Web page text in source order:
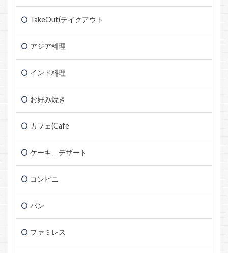
TakeOut(テイクアウト
アジア料理
インド料理
お好み焼き
カフェ(Cafe
ケーキ、デザート
コンビニ
パン
ファミレス